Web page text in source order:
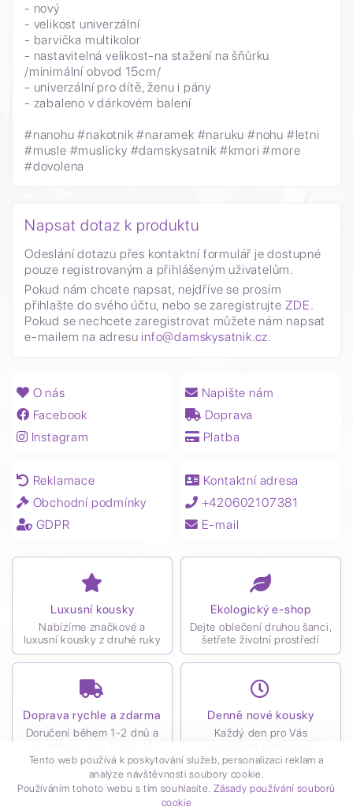
- nový
- velikost univerzální
- barvička multikolor
- nastavitelná velikost-na stažení na šňůrku
/minimální obvod 15cm/
- univerzální pro dítě, ženu i pány
- zabaleno v dárkovém balení
#nanohu #nakotnik #naramek #naruku #nohu #letni
#musle #muslicky #damskysatnik #kmori #more
#dovolena
Napsat dotaz k produktu
Odeslání dotazu přes kontaktní formulář je dostupné
pouze registrovaným a přihlášeným uživatelům.
Pokud nám chcete napsat, nejdříve se prosím
přihlašte do svého účtu, nebo se zaregistrujte ZDE.
Pokud se nechcete zaregistrovat můžete nám napsat
e-mailem na adresu info@damskysatnik.cz.
O nás
Facebook
Instagram
Napište nám
Doprava
Platba
Reklamace
Obchodní podmínky
GDPR
Kontaktní adresa
+420602107381
E-mail
Luxusní kousky
Nabízíme značkové a
luxusní kousky z druhé ruky
Ekologický e-shop
Dejte oblečení druhou šanci,
šetřete životní prostředí
Doprava rychle a zdarma
Doručení během 1-2 dnů a
při nákupu nad 1 490 Kč
zdarma
Denně nové kousky
Každý den pro Vás
přidáváme nové zboží
Tento web používá k poskytování služeb, personalizaci reklam a
analýze návštěvnosti soubory cookie.
Používáním tohoto webu s tím souhlasíte. Zásady používání souborů
cookie